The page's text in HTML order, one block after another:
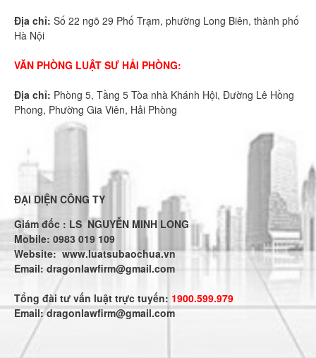
Địa chỉ: Số 22 ngõ 29 Phố Trạm, phường Long Biên, thành phố
Hà Nội
VĂN PHÒNG LUẬT SƯ HẢI PHÒNG:
Địa chỉ: Phòng 5, Tầng 5 Tòa nhà Khánh Hội, Đường Lê Hồng
Phong, Phường Gia Viên, Hải Phòng
ĐẠI DIỆN CÔNG TY
Giám đốc : LS NGUYỄN MINH LONG
Mobile: 0983 019 109
Website:www.luatsubaochua.vn
Email: dragonlawfirm@gmail.com
Tổng đài tư vấn luật trực tuyến: 1900.599.979
Email:dragonlawfirm@gmail.com